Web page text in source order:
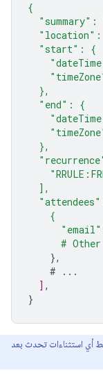
{
"summary":
  "start": {
  },
  "end": {
  },
  ],
    {
# Other
},
#
...
] ,
}
أي استثناءات تحدث بعد